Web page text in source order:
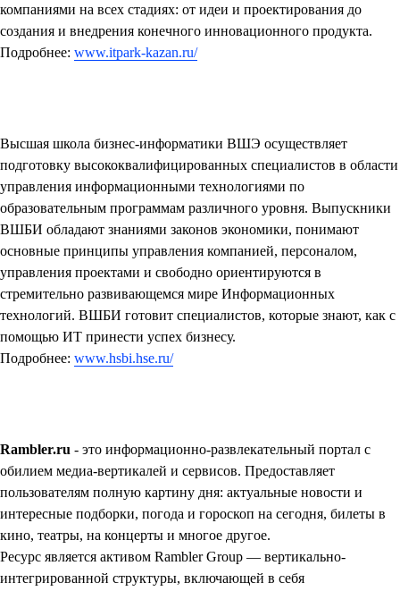
компаниями на всех стадиях: от идеи и проектирования до
создания и внедрения конечного инновационного продукта.
Подробнее: www.itpark-kazan.ru/
Высшая школа бизнес-информатики ВШЭ осуществляет
подготовку высококвалифицированных специалистов в области
управления информационными технологиями по
образовательным программам различного уровня. Выпускники
ВШБИ обладают знаниями законов экономики, понимают
основные принципы управления компанией, персоналом,
управления проектами и свободно ориентируются в
стремительно развивающемся мире Информационных
технологий. ВШБИ готовит специалистов, которые знают, как с
помощью ИТ принести успех бизнесу.
Подробнее: www.hsbi.hse.ru/
Rambler.ru - это информационно-развлекательный портал с
обилием медиа-вертикалей и сервисов. Предоставляет
пользователям полную картину дня: актуальные новости и
интересные подборки, погода и гороскоп на сегодня, билеты в
кино, театры, на концерты и многое другое.
Ресурс является активом Rambler Group — вертикально-
интегрированной структуры, включающей в себя